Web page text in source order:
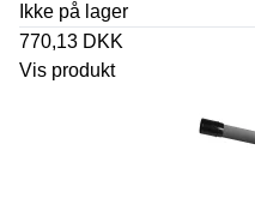
Ikke på lager
770,13 DKK
Vis produkt